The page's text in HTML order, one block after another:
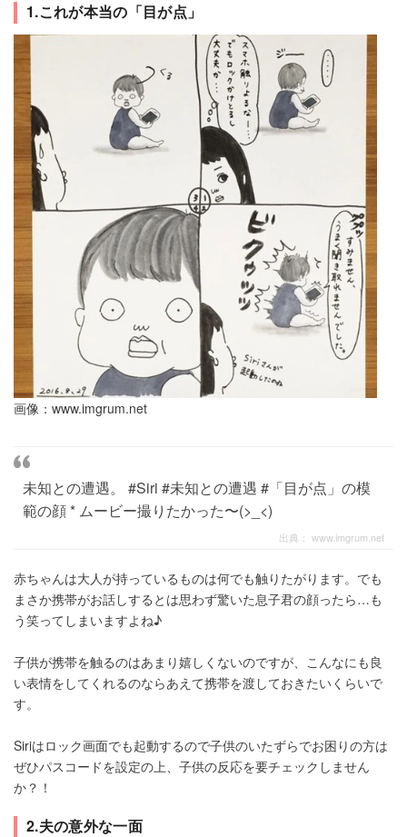
1.これが本当の「目が点」
画像： www.imgrum.net
未知との遭遇。 #Siri #未知との遭遇 #「目が点」の模
範の顔 * ムービー撮りたかった〜(>_<)
出典： www.imgrum.net
赤ちゃんは大人が持っているものは何でも触りたがります。でも
まさか携帯がお話しするとは思わず驚いた息子君の顔ったら…も
う笑ってしまいますよね♪
子供が携帯を触るのはあまり嬉しくないのですが、こんなにも良
い表情をしてくれるのならあえて携帯を渡しておきたいくらいで
す。
Siriはロック画面でも起動するので子供のいたずらでお困りの方は
ぜひパスコードを設定の上、子供の反応を要チェックしません
か？！
2.夫の意外な一面